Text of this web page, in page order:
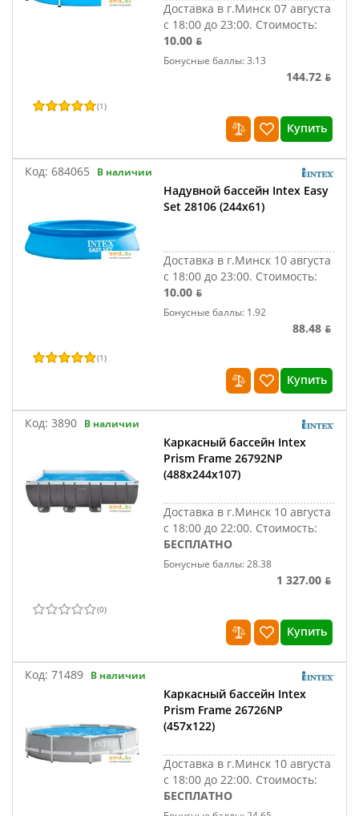
Доставка в г.Минск 07 августа
с 18:00 до 23:00. Стоимость:
10.00 ƃ
Бонусные баллы: 3.13
144.72 ƃ
(1)
Купить
Код: 684065 В наличии
Надувной бассейн Intex Easy
Set 28106 (244х61)
Доставка в г.Минск 10 августа
с 18:00 до 23:00. Стоимость:
10.00 ƃ
Бонусные баллы: 1.92
88.48 ƃ
(1)
Купить
Код: 3890 В наличии
Каркасный бассейн Intex
Prism Frame 26792NP
(488x244x107)
Доставка в г.Минск 10 августа
с 18:00 до 22:00. Стоимость:
БЕСПЛАТНО
Бонусные баллы: 28.38
1 327.00 ƃ
(0)
Купить
Код: 71489 В наличии
Каркасный бассейн Intex
Prism Frame 26726NP
(457х122)
Доставка в г.Минск 10 августа
с 18:00 до 22:00. Стоимость:
БЕСПЛАТНО